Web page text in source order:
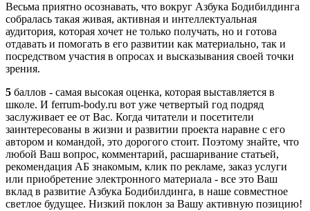
Весьма приятно осознавать, что вокруг Азбука Бодибилдинга
собралась такая живая, активная и интеллектуальная
аудитория, которая хочет не только получать, но и готова
отдавать и помогать в его развитии как материально, так и
посредством участия в опросах и высказывания своей точки
зрения.
5 баллов - самая высокая оценка, которая выставляется в
школе. И ferrum-body.ru вот уже четвертый год подряд
заслуживает ее от Вас. Когда читатели и посетители
заинтересованы в жизни и развитии проекта наравне с его
автором и командой, это дорогого стоит. Поэтому знайте, что
любой Ваш вопрос, комментарий, расшаривание статьей,
рекомендация АБ знакомым, клик по рекламе, заказ услуги
или приобретение электронного материала - все это Ваш
вклад в развитие Азбука Бодибилдинга, в наше совместное
светлое будущее. Низкий поклон за Вашу активную позицию!